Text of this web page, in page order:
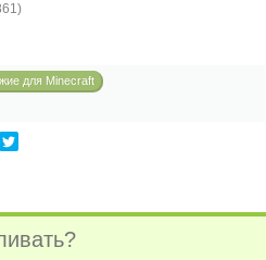
для Minecraft